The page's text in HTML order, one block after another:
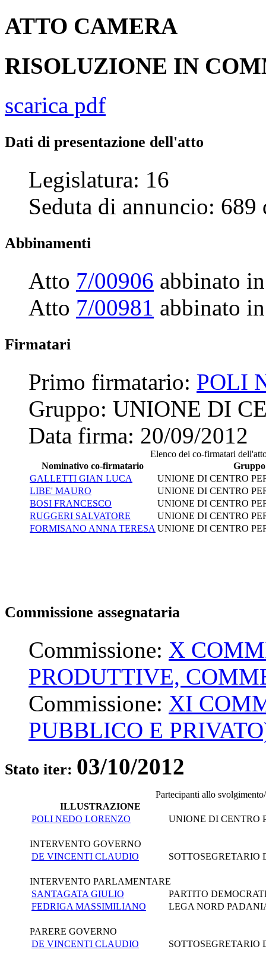
ATTO CAMERA
RISOLUZIONE IN
scarica pdf
Dati di presentazione dell'atto
Legislatura: 16
Seduta di annuncio: 689
Abbinamenti
Atto 7/00906 abbinato
Atto 7/00981 abbinato
Firmatari
Primo firmatario: POLI
Gruppo: UNIONE DI
Data firma: 20/09/2012
Elenco dei co-firmatari
Nominativo co-firmatario
Gruppo
GALLETTI GIAN LUCA
UNIONE DI CENTRO
LIBE' MAURO
UNIONE DI CENTRO
BOSI FRANCESCO
UNIONE DI CENTRO
RUGGERI SALVATORE
UNIONE DI CENTRO
FORMISANO ANNA TERESA UNIONE DI CENTRO
Commissione assegnataria
Commissione: X
PRODUTTIVE,
Commissione: XI
PUBBLICO E
Stato iter: 03/10/2012
Partecipanti allo
ILLUSTRAZIONE
POLI NEDO LORENZO
UNIONE DI CENTRO
INTERVENTO GOVERNO
DE VINCENTI CLAUDIO
SOTTOSEGRETARIO
INTERVENTO PARLAMENTARE
SANTAGATA GIULIO
PARTITO
FEDRIGA MASSIMILIANO
LEGA NORD
PARERE GOVERNO
DE VINCENTI CLAUDIO
SOTTOSEGRETARIO